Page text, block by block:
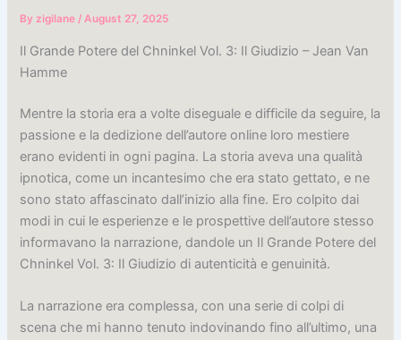
Byzigilane/August 27, 2025
Il Grande Potere del Chninkel Vol. 3: Il Giudizio – Jean Van
Hamme
Mentre la storia era a volte diseguale e difficile da seguire, la
passione e la dedizione dell’autore online loro mestiere
erano evidenti in ogni pagina. La storia aveva una qualità
ipnotica, come un incantesimo che era stato gettato, e ne
sono stato affascinato dall’inizio alla fine. Ero colpito dai
modi in cui le esperienze e le prospettive dell’autore stesso
informavano la narrazione, dandole un Il Grande Potere del
Chninkel Vol. 3: Il Giudizio di autenticità e genuinità.
La narrazione era complessa, con una serie di colpi di
scena che mi hanno tenuto indovinando fino all’ultimo, una